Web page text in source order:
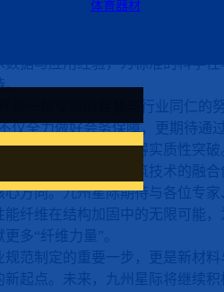
体育器材
劳动保护、国防及土木工程等多个
的材料支撑。此次参与规范制定
据与应用经验，为标准的科学性
。
每一位专家的智慧与行业同仁的
仅全力做好会务保障，更期待通
，在关键问题上取得实质性突破
基复合材料与传统建筑技术的融合
方向。九州星际期待与各位专家
纤维在结构加固中的无限可能，
多“纤维力量”。
规范制定的重要一步，更是新材料
起点。未来，九州星际将继续积